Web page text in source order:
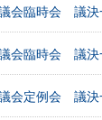
会臨時会 議決
会臨時会 議決
会定例会 議決